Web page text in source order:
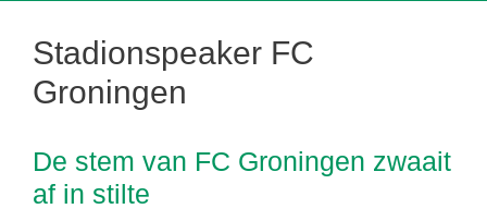
Stadionspeaker FC
Groningen
De stem van FC Groningen zwaait
af in stilte